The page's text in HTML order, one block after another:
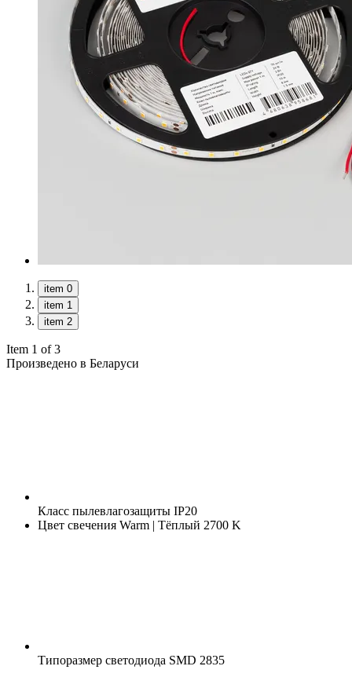
item 0
item 1
item 2
Item 1 of 3
Произведено в Беларуси
Класс пылевлагозащиты IP20
Цвет свечения Warm | Тёплый 2700 K
Типоразмер светодиода SMD 2835